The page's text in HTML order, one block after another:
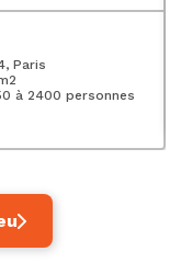
Paris
à 2400 personnes